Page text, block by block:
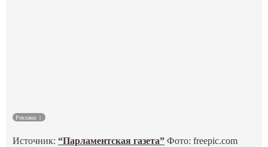
Реклама
Источник:“Парламентская газета” Фото: freepic.com